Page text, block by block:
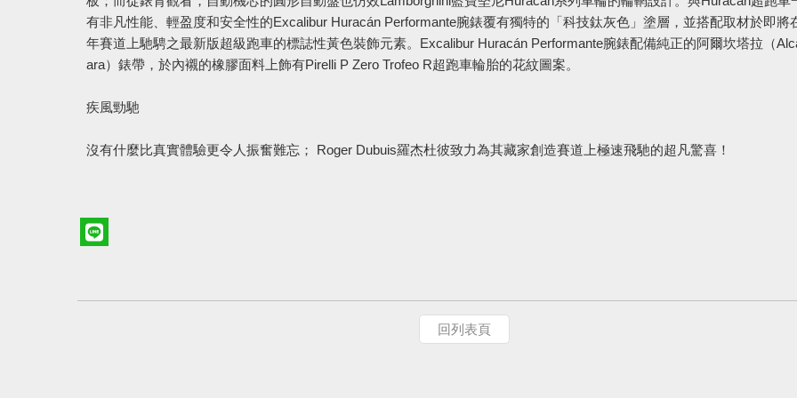
有非凡性能、輕盈度和安全性的Excalibur Huracán Performante腕錶覆有獨特的「科技鈦灰色」塗層， 並搭配取材於即將
年賽道上馳騁之最新版超級跑車的標誌性黃色裝飾元素。Excalibur Huracán Performante腕錶配備純正的阿爾坎塔拉（
ara）錶帶，於內襯的橡膠面料上飾有Pirelli P Zero Trofeo R超跑車輪胎的花紋圖案。
疾風勁馳
沒有什麼比真實體驗更令人振奮難忘； Roger Dubuis羅杰杜彼致力為其藏家創造賽道上極速飛馳的超凡驚喜 ！
回列表頁